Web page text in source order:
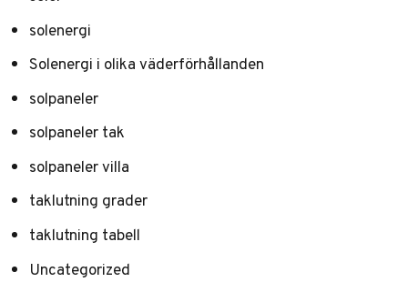
solenergi
Solenergi i olika väderförhållanden
solpaneler
solpaneler tak
solpaneler villa
taklutning grader
taklutning tabell
Uncategorized